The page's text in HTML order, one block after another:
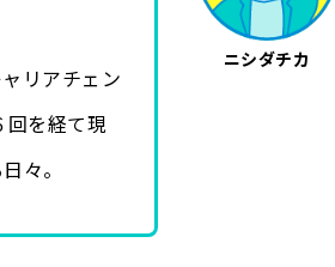
リアチェン
回を経て現
々。
ニシダチカ